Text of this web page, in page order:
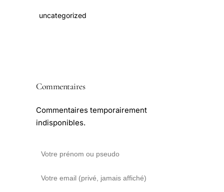
uncategorized
Commentaires
Commentaires temporairement
indisponibles.